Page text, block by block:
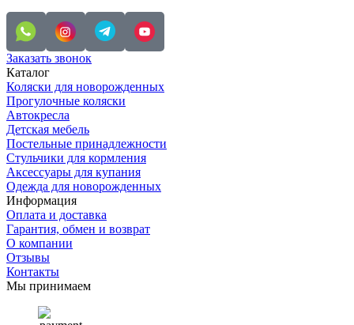
Заказать звонок
Каталог
Коляски для новорожденных
Прогулочные коляски
Автокресла
Детская мебель
Постельные принадлежности
Стульчики для кормления
Аксессуары для купания
Одежда для новорожденных
Информация
Оплата и доставка
Гарантия, обмен и возврат
О компании
Отзывы
Контакты
Мы принимаем